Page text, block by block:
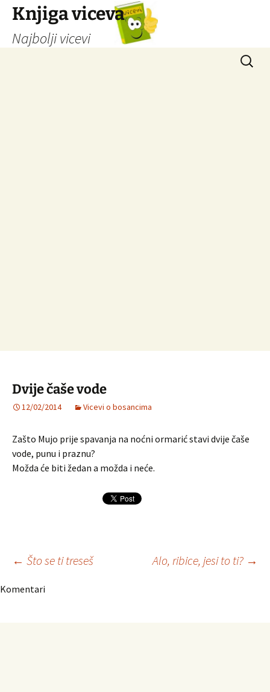
Knjiga viceva
Najbolji vicevi
Dvije čaše vode
12/02/2014 Vicevi o bosancima
Zašto Mujo prije spavanja na noćni ormarić stavi dvije čaše
vode, punu i praznu?
Možda će biti žedan a možda i neće.
Navigacija
← Što se ti treseš Alo, ribice, jesi to ti? →
Komentari